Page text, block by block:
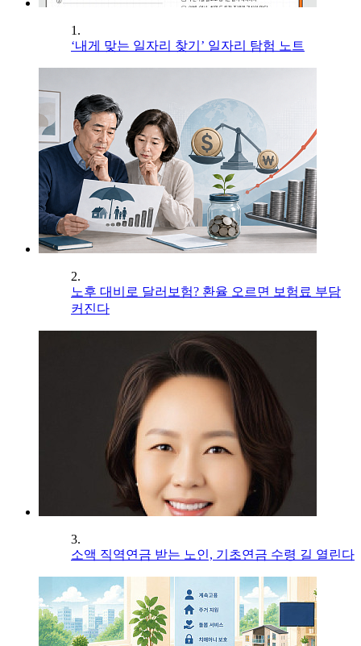
1.
‘내게 맞는 일자리 찾기’ 일자리 탐험 노트
2.
노후 대비로 달러보험? 환율 오르면 보험료 부담
커진다
3.
소액 직역연금 받는 노인, 기초연금 수령 길 열린다